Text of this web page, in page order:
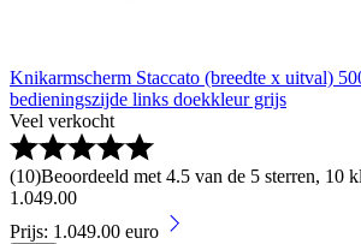
Knikarmscherm Staccato (breedte x uitval)
bedieningszijde links doekkleur grijs
Veel verkocht
(10)Beoordeeld met 4.5 van de 5 sterren, 10
1 .049.00
Prijs: 1.049.00 euro